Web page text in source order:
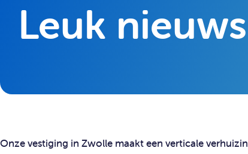
Leuk
Onze vestiging in Zwolle maakt een verticale